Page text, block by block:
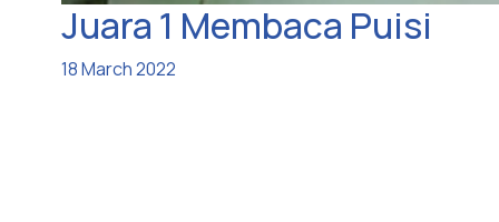
Juara 1 Membaca Puisi
18 March 2022